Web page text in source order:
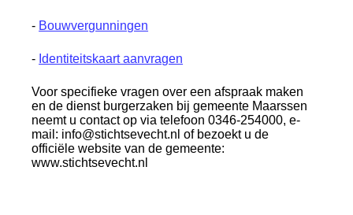
- Bouwvergunningen
- Identiteitskaart aanvragen
Voor specifieke vragen over een afspraak maken
en de dienst burgerzaken bij gemeente Maarssen
neemt u contact op via telefoon 0346-254000, e-
mail: info@stichtsevecht.nl of bezoekt u de
officiële website van de gemeente:
www.stichtsevecht.nl